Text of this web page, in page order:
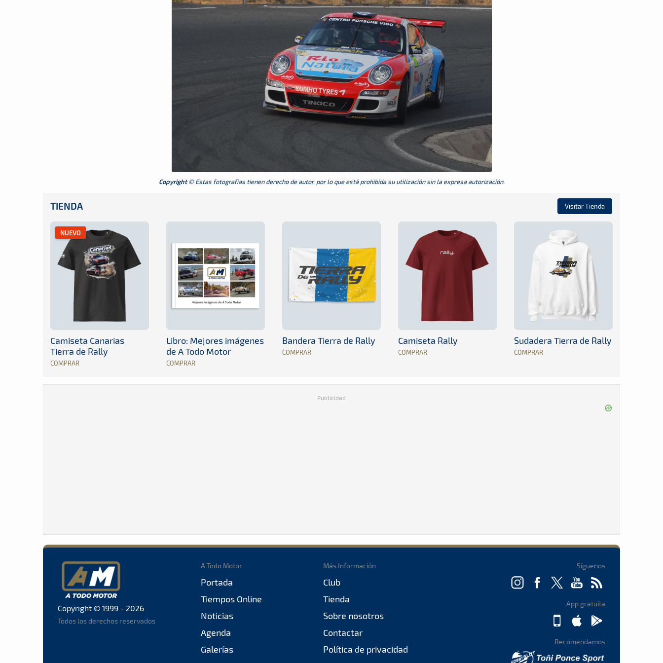
Copyright© Estas fotografias tienen derecho de autor, por lo que está prohibida su utilización sin la expresa autorización.
TIENDA Visitar Tienda
NUEVO
Camiseta Canarias
Tierra de Rally
COMPRAR
Libro: Mejores imágenes
de A Todo Motor
COMPRAR
Bandera Tierra de Rally
COMPRAR
Camiseta Rally
COMPRAR
Sudadera Tierra de Rally
COMPRAR
Publicidad
Copyright © 1999 - 2026
Todos los derechos reservados
A Todo Motor
Portada
Tiempos Online
Noticias
Agenda
Galerías
Más Información
Club
Tienda
Sobre nosotros
Contactar
Política de privacidad
Síguenos
App gratuita
Recomendamos